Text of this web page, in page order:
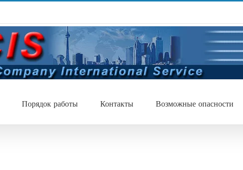
Порядок работы Контакты Возможные опасности